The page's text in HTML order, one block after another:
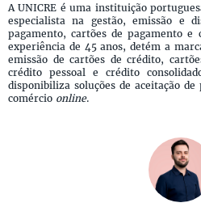
A UNICRE é uma instituição
especialista na gestão, emissão e
pagamento, cartões de pagamento e
experiência de 45 anos, detém a
emissão de cartões de crédito,
crédito pessoal e crédito
disponibiliza soluções de aceitação
comércio online.